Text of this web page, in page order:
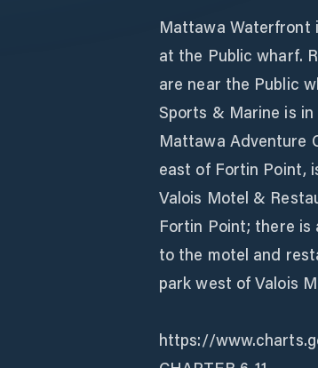
Mattawa Waterfront
at the Public wharf.
are near the Public
Sports & Marine is in
Mattawa Adventure
east of Fortin Point,
Valois Motel &
Fortin Point; there is
to the motel and
park west of Valois
https://